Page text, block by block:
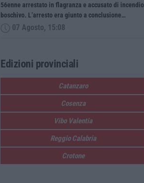
56enne arrestato in flagranza e accusato di incendio
boschivo. L’arresto era giunto a conclusione…
07 Agosto, 15:08
Edizioni provinciali
Catanzaro
Cosenza
Vibo Valentia
Reggio Calabria
Crotone